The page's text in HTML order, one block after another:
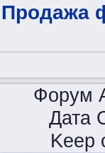
Продажа
Форум
Дата
Keep